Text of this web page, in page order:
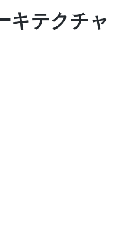
キテクチャ